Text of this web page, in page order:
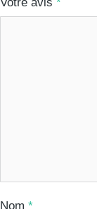
Nom *